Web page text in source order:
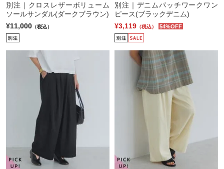
別注｜クロスレザーボリューム
ソールサンダル(ダークブラウン)
¥11,000 （税込）
別注｜デニムパッチワークワン
ピース(ブラックデニム)
¥3,119 （税込） 54%OFF